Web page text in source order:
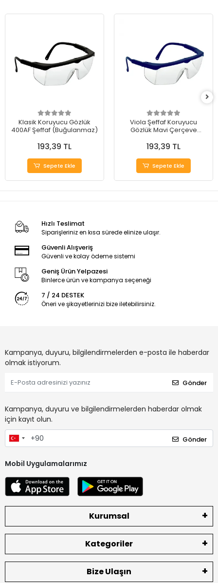
Klasik Koruyucu Gözlük
400AF Şeffaf (Buğulanmaz)
193,39 TL
Sepete Ekle
Viola Şeffaf Koruyucu
Gözlük Mavi Çerçeve
193,39 TL
Sepete Ekle
Hızlı Teslimat
Siparişleriniz en kısa sürede elinize ulaşır.
Güvenli Alışveriş
Güvenli ve kolay ödeme sistemi
Geniş Ürün Yelpazesi
Binlerce ürün ve kampanya seçeneği
7 / 24 DESTEK
Öneri ve şikayetlerinizi bize iletebilirsiniz.
Kampanya, duyuru, bilgilendirmelerden e-posta ile haberdar
olmak istiyorum.
Gönder
Kampanya, duyuru ve bilgilendirmelerden haberdar olmak
için kayıt olun.
Gönder
Mobil Uygulamalarımız
Kurumsal
Kategoriler
Bize Ulaşın